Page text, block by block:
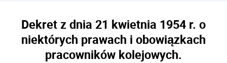
Dekret z dnia 21 kwietnia 1954 r. o
niektórych prawach i obowiązkach
pracowników kolejowych.